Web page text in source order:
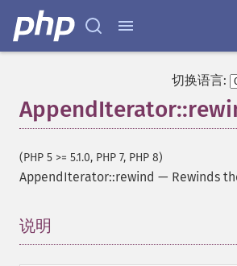
切换语言:
(PHP 5 >= 5.1.0, PHP 7, PHP 8)
AppendIterator::rewind — Rewinds
说明